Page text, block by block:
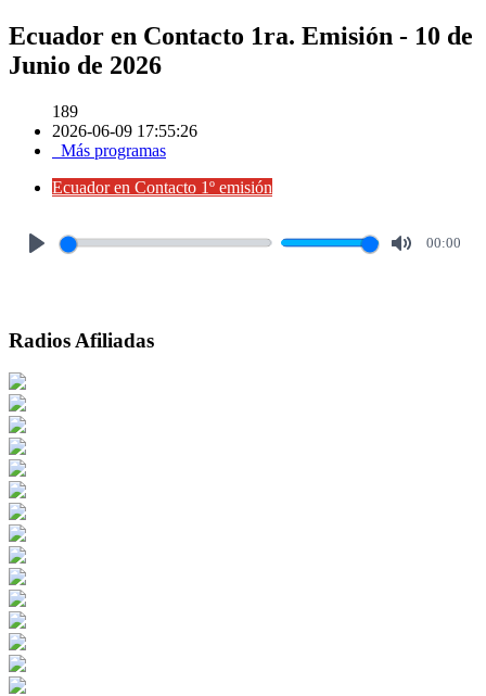
Ecuador en Contacto 1ra. Emisión - 10 de
Junio de 2026
189
2026-06-09 17:55:26
Más programas
Ecuador en Contacto 1º emisión
00:00
Radios Afiliadas